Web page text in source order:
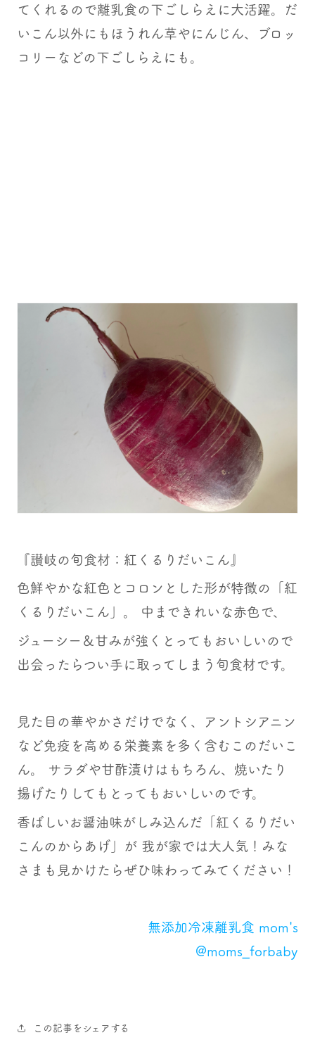
てくれるので離乳食の下ごしらえに大活躍。だ
いこん以外にもほうれん草やにんじん、ブロッ
コリーなどの下ごしらえにも。
『讃岐の旬食材：紅くるりだいこん』
色鮮やかな紅色とコロンとした形が特徴の「紅
くるりだいこん」。 中まできれいな赤色で、
ジューシー＆甘みが強くとってもおいしいので
出会ったらつい手に取ってしまう旬食材です。
見た目の華やかさだけでなく、アントシアニン
など免疫を高める栄養素を多く含むこのだいこ
ん。 サラダや甘酢漬けはもちろん、焼いたり
揚げたりしてもとってもおいしいのです。
香ばしいお醤油味がしみ込んだ「紅くるりだい
こんのからあげ」が 我が家では大人気！みな
さまも見かけたらぜひ味わってみてください！
無添加冷凍離乳食 mom's
@moms_forbaby
この記事をシェアする